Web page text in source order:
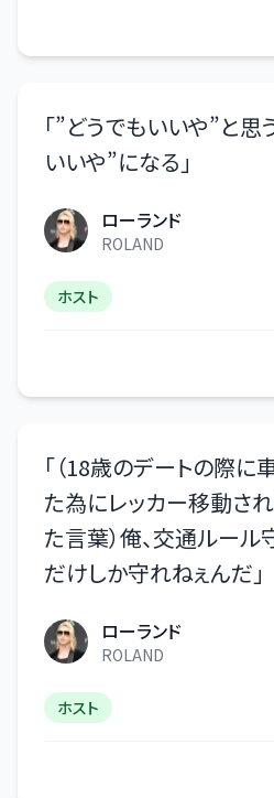
「”どうでもいいや”と思
いいや”になる 」
ローランド
ROLAND
ホスト
「（18歳のデートの際に
た為にレッカー移動さ
た言葉）俺、交通ルール
だけしか守れねぇんだ 」
ローランド
ROLAND
ホスト